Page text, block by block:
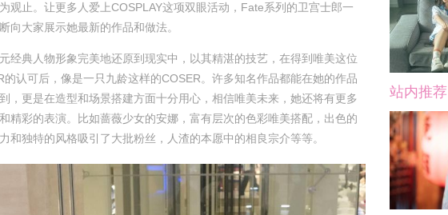
观止。让更多人爱上COSPLAY这项双眼活动，Fate系列的卫宫士郎一
向大家展示她最新的作品和做法。
经典人物形象完美地还原到现实中，以其精湛的技艺，在得到唯美这位
的认可后，像是一只九龄这样的COSER。许多知名作品都能在她的作品
，更是在造型和场景搭建方面十分用心，相信唯美未来，她还将有更多
精彩的表演。比如蔷薇少女的安娜，富有层次的色彩唯美搭配，出色的
和独特的风格吸引了大批粉丝，人渣的本愿中的相良宗介等等。
站内推荐